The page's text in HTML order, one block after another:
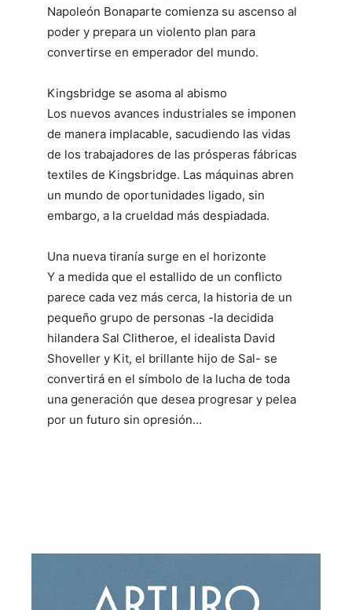
Napoleón Bonaparte comienza su ascenso al
poder y prepara un violento plan para
convertirse en emperador del mundo.
Kingsbridge se asoma al abismo
Los nuevos avances industriales se imponen
de manera implacable, sacudiendo las vidas
de los trabajadores de las prósperas fábricas
textiles de Kingsbridge. Las máquinas abren
un mundo de oportunidades ligado, sin
embargo, a la crueldad más despiadada.
Una nueva tiranía surge en el horizonte
Y a medida que el estallido de un conflicto
parece cada vez más cerca, la historia de un
pequeño grupo de personas -la decidida
hilandera Sal Clitheroe, el idealista David
Shoveller y Kit, el brillante hijo de Sal- se
convertirá en el símbolo de la lucha de toda
una generación que desea progresar y pelea
por un futuro sin opresión…